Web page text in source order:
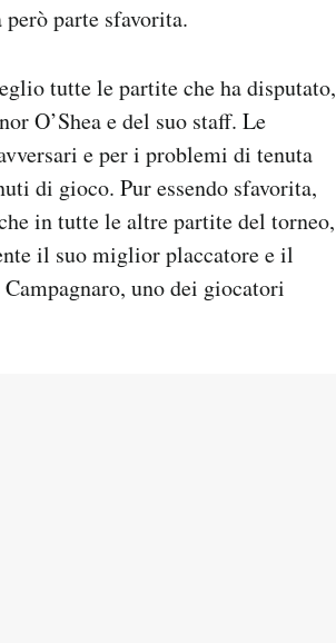
parte sfavorita.
tutte le partite che ha disputato,
O’Shea e del suo staff. Le
e per i problemi di tenuta
di gioco. Pur essendo sfavorita,
in tutte le altre partite del torneo,
il suo miglior placcatore e il
uno dei giocatori